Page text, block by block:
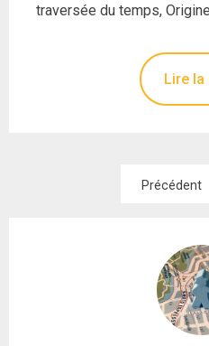
traversée du temps, Origine
Lire la
Précédent